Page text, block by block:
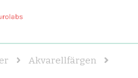
design
Akvarellfärgen